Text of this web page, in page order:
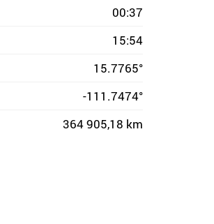
00:37
15:54
15.7765°
-111.7474°
364 905,18 km